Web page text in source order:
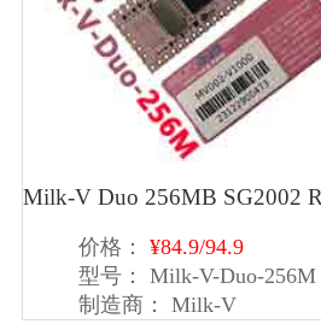
Milk-V Duo 256MB SG2002
价格：
¥84.9/94.9
型号：
Milk-V-Duo-256M
制造商：
Milk-V